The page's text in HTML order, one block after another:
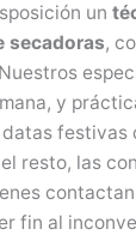
un
secadoras,
y
festivas
resto, las
fin al